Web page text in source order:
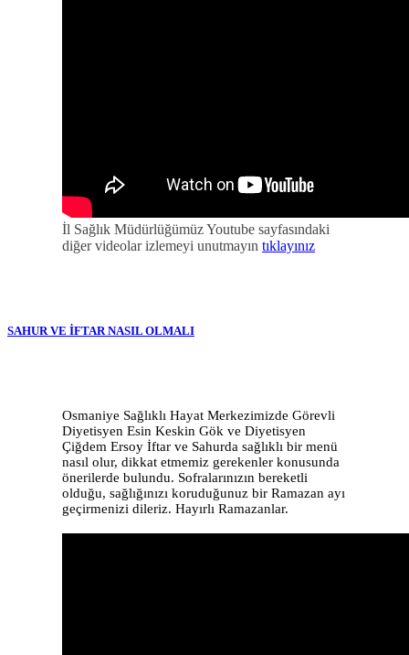
İl Sağlık Müdürlüğümüz Youtube sayfasındaki
diğer videolar izlemeyi unutmayın tıklayınız
SAHUR VE İFTAR NASIL OLMALI
Osmaniye Sağlıklı Hayat Merkezimizde Görevli
Diyetisyen Esin Keskin Gök ve Diyetisyen
Çiğdem Ersoy İftar ve Sahurda sağlıklı bir menü
nasıl olur, dikkat etmemiz gerekenler konusunda
önerilerde bulundu. Sofralarınızın bereketli
olduğu, sağlığınızı koruduğunuz bir Ramazan ayı
geçirmenizi dileriz. Hayırlı Ramazanlar.